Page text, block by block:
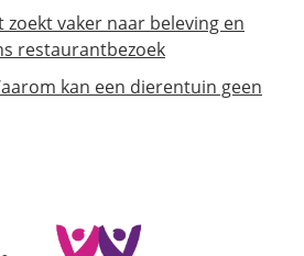
zoekt vaker naar beleving en
restaurantbezoek
kan een dierentuin geen